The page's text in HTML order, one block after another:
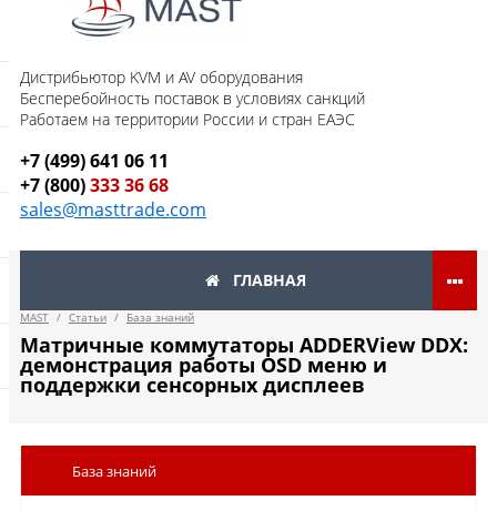
Дистрибьютор KVM и AV оборудования
Бесперебойность поставок в условиях санкций
Работаем на территории России и стран ЕАЭС
+7 (499) 641 06 11
+7 (800)333 36 68
sales@masttrade.com
ГЛАВНАЯ
MAST / Статьи / База знаний
Матричные коммутаторы ADDERView DDX:
демонстрация работы OSD меню и
поддержки сенсорных дисплеев
База знаний